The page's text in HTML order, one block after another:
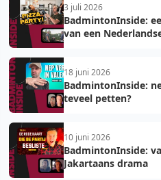
3 juli 2026
BadmintonInside:
van een
18 juni 2026
BadmintonInside:
teveel petten?
10 juni 2026
BadmintonInside:
Jakartaans drama